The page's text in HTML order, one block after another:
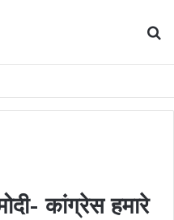
कांग्रेस हमारे